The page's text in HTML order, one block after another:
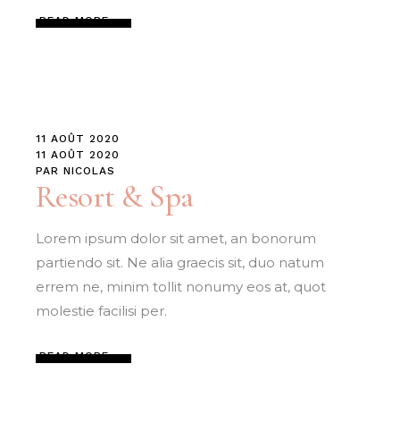
READ MORE
11 AOÛT 2020
11 AOÛT 2020
PAR NICOLAS
Resort & Spa
Lorem ipsum dolor sit amet, an bonorum
partiendo sit. Ne alia graecis sit, duo natum
errem ne, minim tollit nonumy eos at, quot
molestie facilisi per.
READ MORE